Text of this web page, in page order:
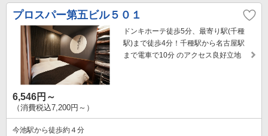
プロスパー第五ビル５０１
ドンキホーテ徒歩5分、最寄り駅(千種
駅)まで徒歩4分！千種駅から名古屋駅
まで電車で10分 のアクセス良好立地
6,546円～
（消費税込7,200円～）
今池駅から徒歩約４分